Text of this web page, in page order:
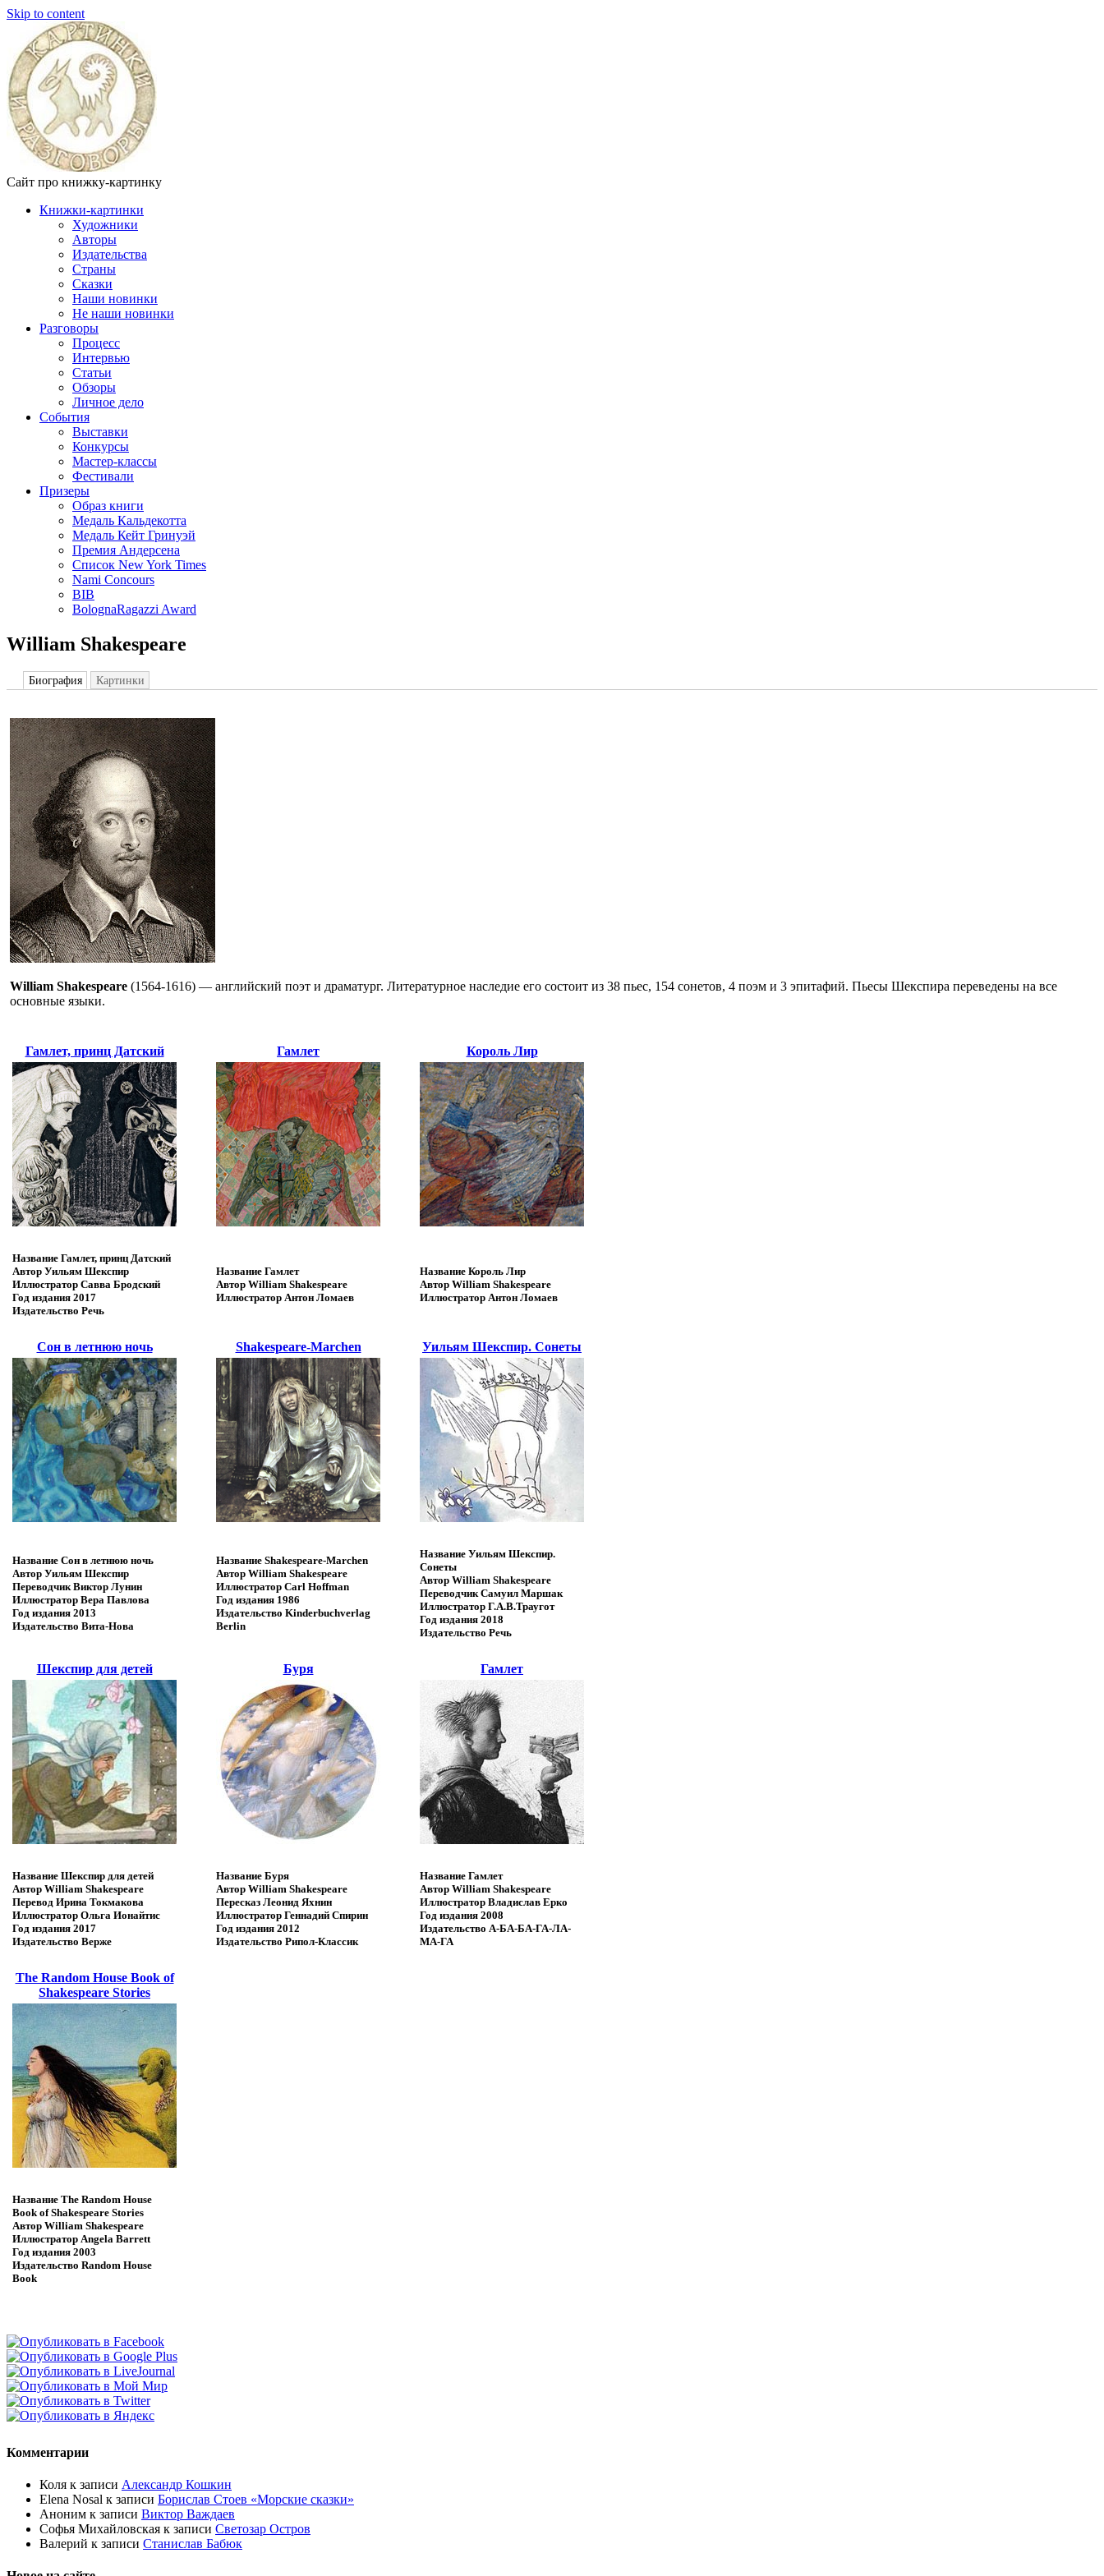
Skip to content
Сайт про книжку-картинку
Книжки-картинки
Художники
Авторы
Издательства
Страны
Сказки
Наши новинки
Не наши новинки
Разговоры
Процесс
Интервью
Статьи
Обзоры
Личное дело
События
Выставки
Конкурсы
Мастер-классы
Фестивали
Призеры
Образ книги
Медаль Кальдекотта
Медаль Кейт Гринуэй
Премия Андерсена
Список New York Times
Nami Concours
BIB
BolognaRagazzi Award
William Shakespeare
Биография Картинки
William Shakespeare (1564-1616) — английский поэт и драматург. Литературное наследие его состоит из 38 пьес, 154 сонетов, 4 поэм и 3 эпитафий. Пьесы Шекспира переведены на все
основные языки.
Гамлет, принц Датский Гамлет Король Лир
Название Гамлет, принц Датский
Автор Уильям Шекспир
Иллюстратор Савва Бродский
Год издания 2017
Издательство Речь
Название Гамлет
Автор William Shakespeare
Иллюстратор Антон Ломаев
Название Король Лир
Автор William Shakespeare
Иллюстратор Антон Ломаев
Сон в летнюю ночь Shakespeare-Marchen Уильям Шекспир. Сонеты
Название Сон в летнюю ночь
Автор Уильям Шекспир
Переводчик Виктор Лунин
Иллюстратор Вера Павлова
Год издания 2013
Издательство Вита-Нова
Название Shakespeare-Marchen
Автор William Shakespeare
Иллюстратор Carl Hoffman
Год издания 1986
Издательство Kinderbuchverlag
Berlin
Название Уильям Шекспир.
Сонеты
Автор William Shakespeare
Переводчик Самуил Маршак
Иллюстратор Г.А.В.Траугот
Год издания 2018
Издательство Речь
Шекспир для детей Буря Гамлет
Название Шекспир для детей
Автор William Shakespeare
Перевод Ирина Токмакова
Иллюстратор Ольга Ионайтис
Год издания 2017
Издательство Верже
Название Буря
Автор William Shakespeare
Пересказ Леонид Яхнин
Иллюстратор Геннадий Спирин
Год издания 2012
Издательство Рипол-Классик
Название Гамлет
Автор William Shakespeare
Иллюстратор Владислав Ерко
Год издания 2008
Издательство А-БА-БА-ГА-ЛА-
МА-ГА
The Random House Book of
Shakespeare Stories
Название The Random House
Book of Shakespeare Stories
Автор William Shakespeare
Иллюстратор Angela Barrett
Год издания 2003
Издательство Random House
Book
Комментарии
Коля к записи Александр Кошкин
Elena Nosal к записи Борислав Стоев «Морские сказки»
Аноним к записи Виктор Важдаев
Софья Михайловская к записи Светозар Остров
Валерий к записи Станислав Бабюк